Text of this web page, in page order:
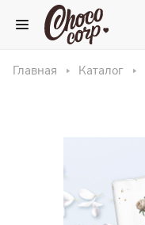
Главная Каталог